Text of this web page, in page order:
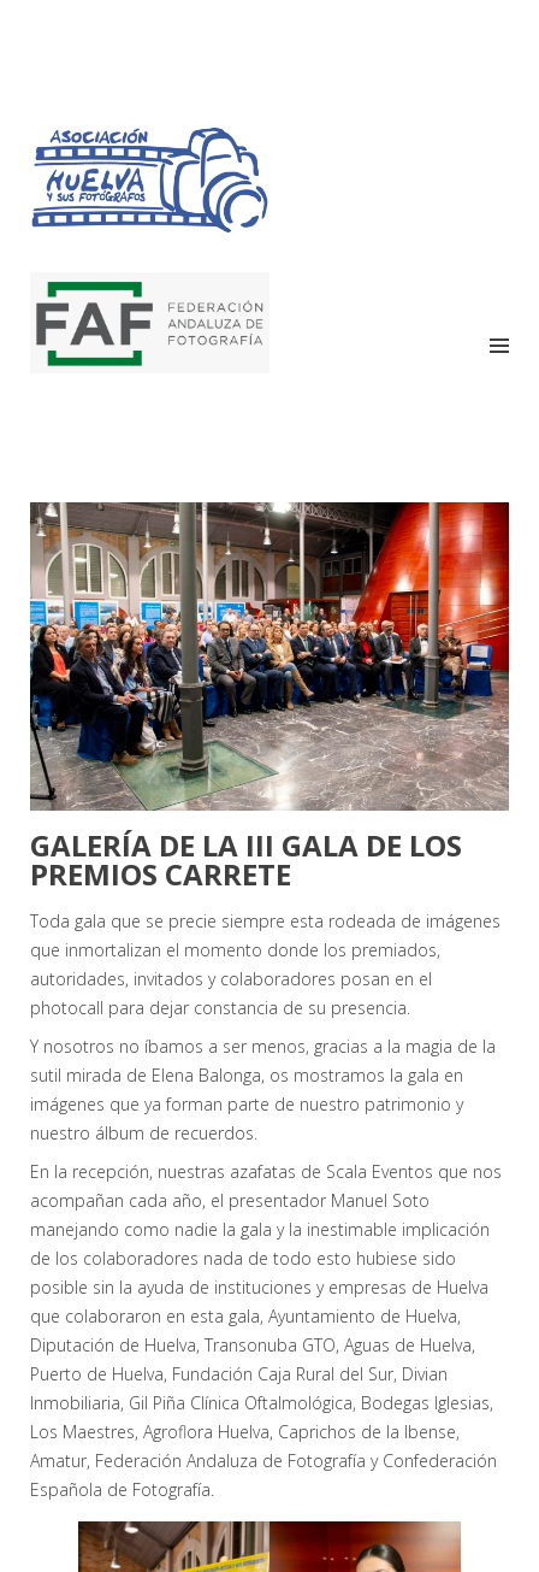
HUELVA Y SUS
FOTÓGRAFOS
GALERÍA DE LA III GALA DE LOS
PREMIOS CARRETE
Toda gala que se precie siempre esta rodeada de imágenes
que inmortalizan el momento donde los premiados,
autoridades, invitados y colaboradores posan en el
photocall para dejar constancia de su presencia.
Y nosotros no íbamos a ser menos, gracias a la magia de la
sutil mirada de Elena Balonga, os mostramos la gala en
imágenes que ya forman parte de nuestro patrimonio y
nuestro álbum de recuerdos.
En la recepción, nuestras azafatas de Scala Eventos que nos
acompañan cada año, el presentador Manuel Soto
manejando como nadie la gala y la inestimable implicación
de los colaboradores nada de todo esto hubiese sido
posible sin la ayuda de instituciones y empresas de Huelva
que colaboraron en esta gala, Ayuntamiento de Huelva,
Diputación de Huelva, Transonuba GTO, Aguas de Huelva,
Puerto de Huelva, Fundación Caja Rural del Sur, Divian
Inmobiliaria, Gil Piña Clínica Oftalmológica, Bodegas Iglesias,
Los Maestres, Agroflora Huelva, Caprichos de la Ibense,
Amatur, Federación Andaluza de Fotografía y Confederación
Española de Fotografía.